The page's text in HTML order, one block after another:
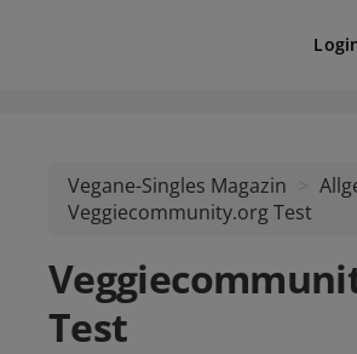
Vegane-Singles Magazin
Veggiecommunity.org Test
Test